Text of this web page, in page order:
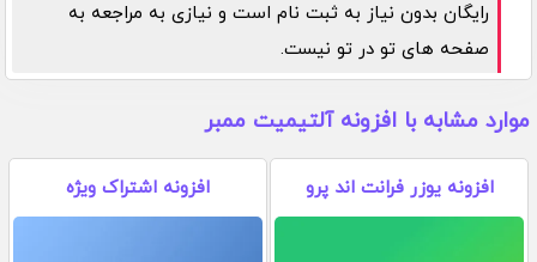
رایگان بدون نیاز به ثبت نام است و نیازی به مراجعه به
صفحه های تو در تو نیست.
موارد مشابه با افزونه آلتیمیت ممبر
افزونه یوزر فرانت اند پرو افزونه اشتراک ویژه